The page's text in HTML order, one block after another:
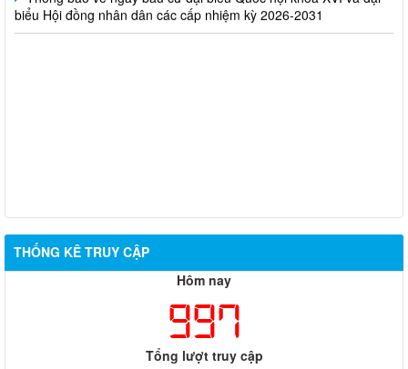
biểu Hội đồng nhân dân các cấp nhiệm kỳ 2026-2031
THỐNG KÊ TRUY CẬP
Hôm nay
997
Tổng lượt truy cập